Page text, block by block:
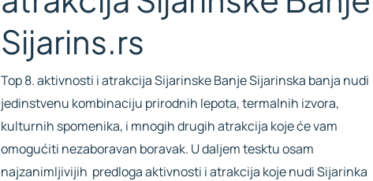
Sijarins.rs
Top 8. aktivnosti i atrakcija Sijarinske Banje Sijarinska banja nudi
jedinstvenu kombinaciju prirodnih lepota, termalnih izvora,
kulturnih spomenika, i mnogih drugih atrakcija koje će vam
omogućiti nezaboravan boravak. U daljem tesktu osam
najzanimljivijih predloga aktivnosti i atrakcija koje nudi Sijarinka